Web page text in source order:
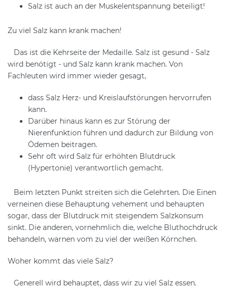
Salz ist auch an der Muskelentspannung beteiligt!
Zu viel Salz kann krank machen!
Das ist die Kehrseite der Medaille. Salz ist gesund - Salz
wird benötigt - und Salz kann krank machen. Von
Fachleuten wird immer wieder gesagt,
dass Salz Herz- und Kreislaufstörungen hervorrufen
kann.
Darüber hinaus kann es zur Störung der
Nierenfunktion führen und dadurch zur Bildung von
Ödemen beitragen.
Sehr oft wird Salz für erhöhten Blutdruck
(Hypertonie) verantwortlich gemacht.
Beim letzten Punkt streiten sich die Gelehrten. Die Einen
verneinen diese Behauptung vehement und behaupten
sogar, dass der Blutdruck mit steigendem Salzkonsum
sinkt. Die anderen, vornehmlich die, welche Bluthochdruck
behandeln, warnen vom zu viel der weißen Körnchen.
Woher kommt das viele Salz?
Generell wird behauptet, dass wir zu viel Salz essen.